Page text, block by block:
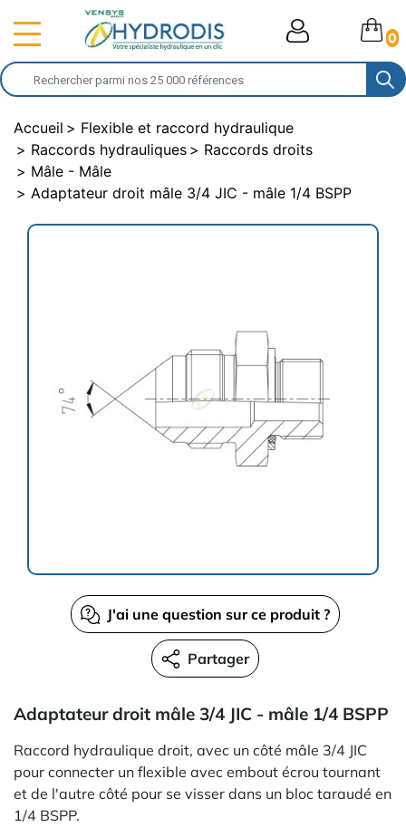
0
Accueil
Flexible et raccord hydraulique
Raccords hydrauliques
Raccords droits
Mâle - Mâle
Adaptateur droit mâle 3/4 JIC - mâle 1/4 BSPP
J'ai une question sur ce produit ?
Partager
Adaptateur droit mâle 3/4 JIC - mâle 1/4 BSPP
Raccord hydraulique droit, avec un côté mâle 3/4 JIC
pour connecter un flexible avec embout écrou tournant
et de l'autre côté pour se visser dans un bloc taraudé en
1/4 BSPP.